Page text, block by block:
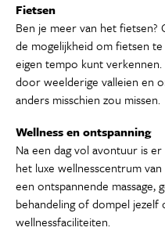
Fietsen
Ben je meer van het
de mogelijkheid om fietsen
eigen tempo kunt
door weelderige valleien en
anders misschien zou missen.
Wellness en ontspanning
Na een dag vol avontuur is
het luxe wellnesscentrum
een ontspannende massage,
behandeling of dompel
wellnessfaciliteiten.